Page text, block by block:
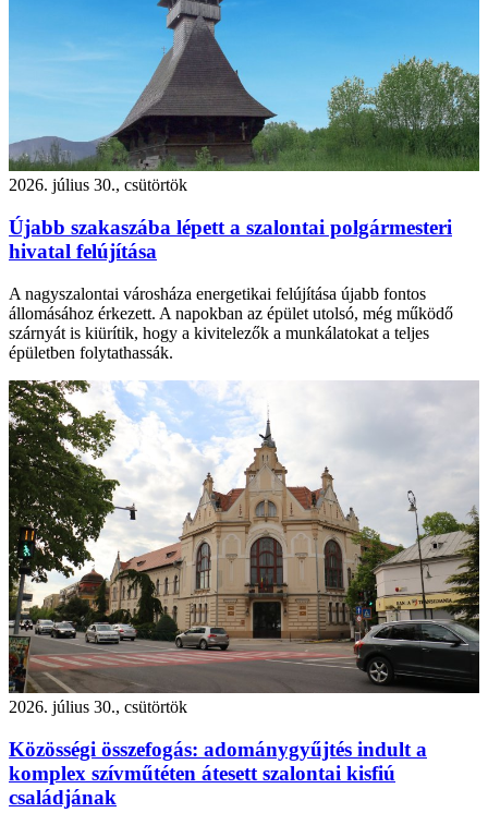
2026. július 30., csütörtök
Újabb szakaszába lépett a szalontai polgármesteri
hivatal felújítása
A nagyszalontai városháza energetikai felújítása újabb fontos
állomásához érkezett. A napokban az épület utolsó, még működő
szárnyát is kiürítik, hogy a kivitelezők a munkálatokat a teljes
épületben folytathassák.
2026. július 30., csütörtök
Közösségi összefogás: adománygyűjtés indult a
komplex szívműtéten átesett szalontai kisfiú
családjának